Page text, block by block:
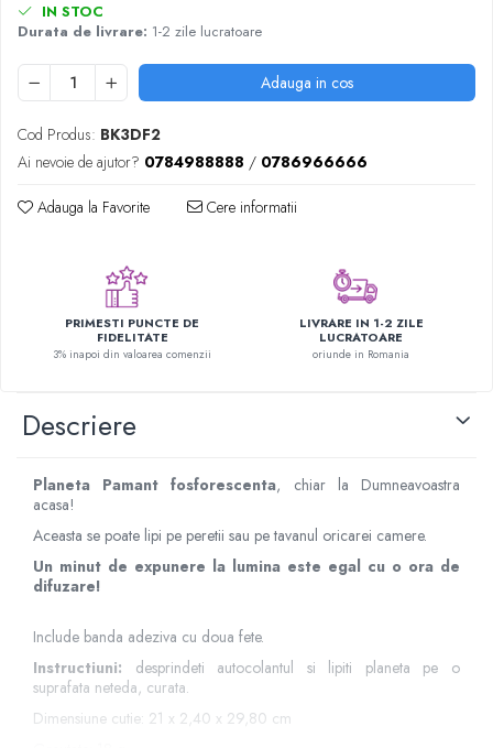
Costum Halloween Copii
Animale de jucarie
Figurine cu animale domestice
Figurine
Nevoi speciale si sindrom Down
Jucarii cu alfabet
Jucarii cu cifre
Jucarii fructe si legume
Puzzle-uri
Puzzle clasic
Puzzle incastru
Puzzle de podea
IQ puzzle
Zornaitoare
Jucarii dentitie
IN STOC
Durata de livrare: 1-2 zile lucratoare
Adauga in cos
Cod Produs: BK3DF2
Ai nevoie de ajutor? 0784988888 / 0786966666
Adauga la Favorite Cere informatii
PRIMESTI PUNCTE DE
FIDELITATE
3% inapoi din valoarea comenzii
LIVRARE IN 1-2 ZILE
LUCRATOARE
oriunde in Romania
Descriere
Planeta Pamant fosforescenta, chiar la Dumneavoastra
acasa!
Aceasta se poate lipi pe peretii sau pe tavanul oricarei camere.
Un minut de expunere la lumina este egal cu o ora de
difuzare!
Include banda adeziva cu doua fete.
Instructiuni: desprindeti autocolantul si lipiti planeta pe o
suprafata neteda, curata.
Dimensiune cutie: 21 x 2,40 x 29,80 cm